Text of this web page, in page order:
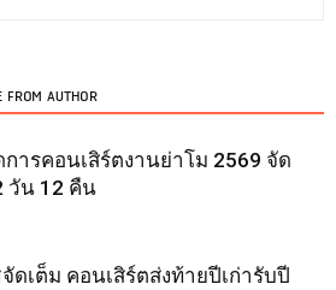
FROM AUTHOR
ารคอนเสิร์ตงานย่าโม 2569 จัด
วัน 12 คืน
ดเต็ม คอนเสิร์ตส่งท้ายปีเก่ารับปี